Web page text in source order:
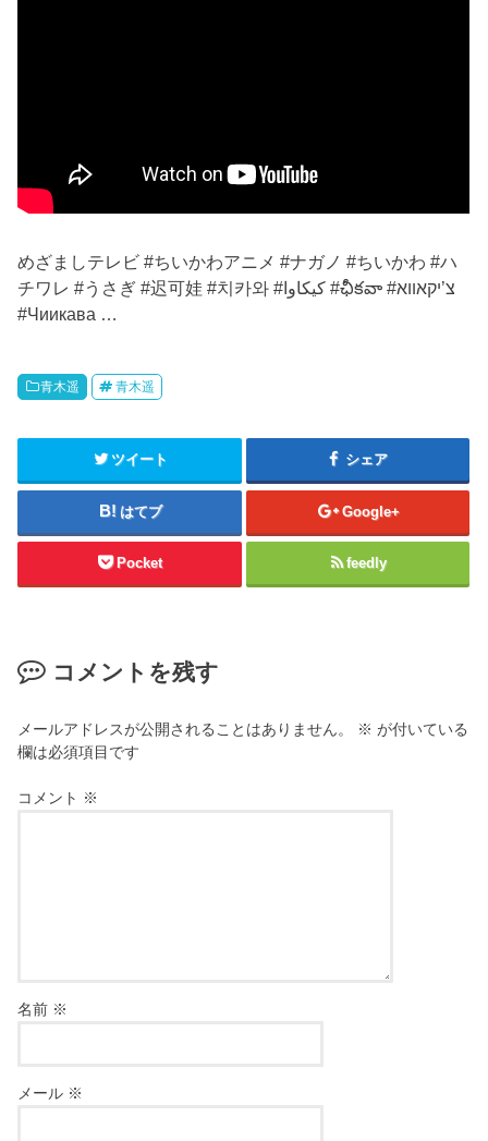
めざましテレビ #ちいかわアニメ #ナガノ #ちいかわ #ハ
チワレ #うさぎ #迟可娃 #치카와 #كيكاوا #ఛీకవా #צ’יקאווא
#Чиикава …
青木遥 青木遥
ツイート シェア
はてブ Google+
Pocket feedly
コメントを残す
メールアドレスが公開されることはありません。 ※ が付いている
欄は必須項目です
コメント ※
名前 ※
メール ※